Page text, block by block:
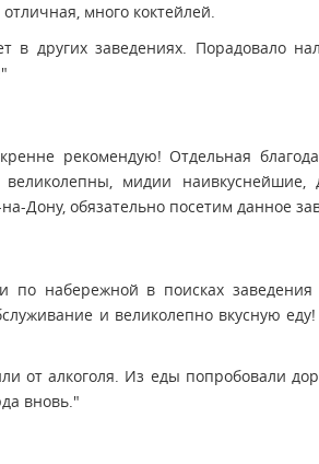
много коктейлей.
в других заведениях. Порадовало
рекомендую! Отдельная
мидии
Дону, обязательно посетим данное
по набережной в поисках
и великолепно вкусную
от алкоголя. Из еды попробовали
вновь."